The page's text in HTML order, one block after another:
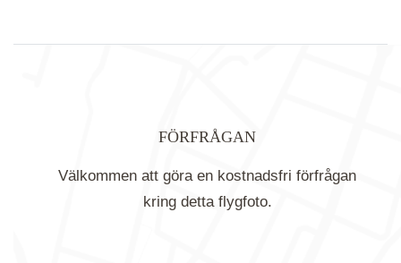
FÖRFRÅGAN
Välkommen att göra en kostnadsfri förfrågan
kring detta flygfoto.